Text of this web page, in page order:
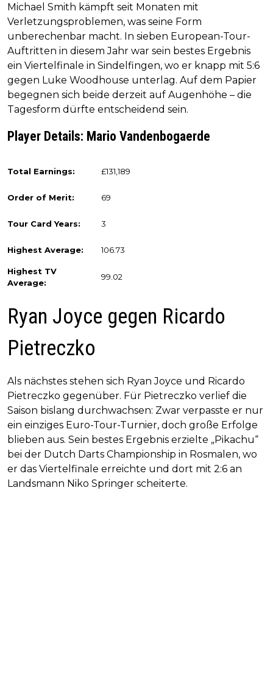
Michael Smith kämpft seit Monaten mit
Verletzungsproblemen, was seine Form
unberechenbar macht. In sieben European-Tour-
Auftritten in diesem Jahr war sein bestes Ergebnis
ein Viertelfinale in Sindelfingen, wo er knapp mit 5:6
gegen Luke Woodhouse unterlag. Auf dem Papier
begegnen sich beide derzeit auf Augenhöhe – die
Tagesform dürfte entscheidend sein.
Player Details: Mario Vandenbogaerde
Total Earnings: £131,189
Order of Merit: 69
Tour Card Years: 3
Highest Average: 106.73
Highest TV
Average:
99.02
Ryan Joyce gegen Ricardo
Pietreczko
Als nächstes stehen sich Ryan Joyce und Ricardo
Pietreczko gegenüber. Für Pietreczko verlief die
Saison bislang durchwachsen: Zwar verpasste er nur
ein einziges Euro-Tour-Turnier, doch große Erfolge
blieben aus. Sein bestes Ergebnis erzielte „Pikachu“
bei der Dutch Darts Championship in Rosmalen, wo
er das Viertelfinale erreichte und dort mit 2:6 an
Landsmann Niko Springer scheiterte.